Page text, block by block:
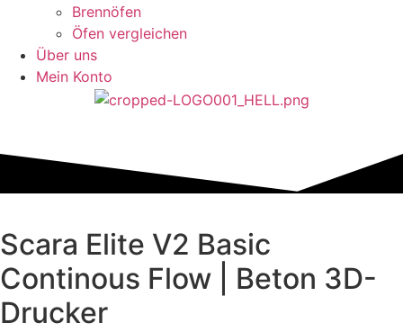
Brennöfen
Öfen vergleichen
Über uns
Mein Konto
Scara Elite V2 Basic
Continous Flow | Beton 3D-
Drucker